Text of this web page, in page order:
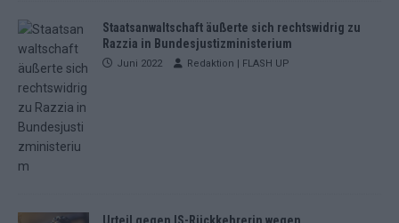
Staatsanwaltschaft äußerte sich rechtswidrig zu
Razzia in Bundesjustizministerium
Juni 2022 Redaktion | FLASH UP